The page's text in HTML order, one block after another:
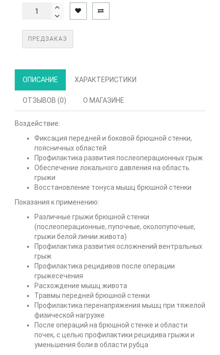
ПРЕДЗАКАЗ
ОПИСАНИЕ ХАРАКТЕРИСТИКИ
ОТЗЫВОВ (0) О МАГАЗИНЕ
Воздействие:
Фиксация передней и боковой брюшной стенки,
поясничных областей
Профилактика развития послеоперационных грыж
Обеспечение локального давления на область
грыжи
Восстановление тонуса мышц брюшной стенки
Показания к применению:
Различные грыжи брюшной стенки
(послеоперационные, пупочные, околопупочные,
грыжи белой линии живота)
Профилактика развития осложнений вентральных
грыж
Профилактика рецидивов после операции
грыжесечения
Расхождение мышц живота
Травмы передней брюшной стенки
Профилактика перенапряжения мышц при тяжелой
физической нагрузке
После операций на брюшной стенке и области
почек, с целью профилактики рецидива грыжи и
уменьшения боли в области рубца